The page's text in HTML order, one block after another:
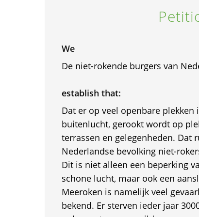
We
De niet-rokende burgers van
establish that:
Dat er op veel openbare
buitenlucht, gerookt wordt op
terrassen en gelegenheden. Dat
Nederlandse bevolking niet-
Dit is niet alleen een beperking
schone lucht, maar ook een
Meeroken is namelijk veel
bekend. Er sterven ieder jaar